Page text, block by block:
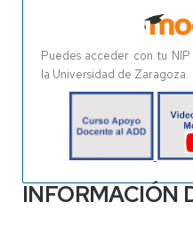
Puedes acceder con tu
la Universidad de Zaragoza.
INFORMACIÓN